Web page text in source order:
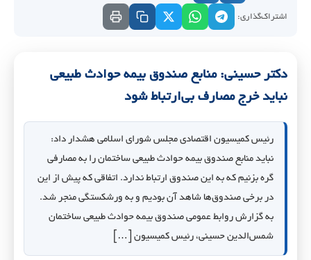
اشتراک‌گذاری:
دکتر حسینی: منابع صندوق بیمه حوادث طبیعی
نباید خرج مصارف بی‌ارتباط شود
رئیس کمیسیون اقتصادی مجلس شورای اسلامی هشدار داد:
نباید منابع صندوق بیمه حوادث طبیعی ساختمان را به مصارفی
گره بزنیم که به این صندوق ارتباط ندارد. اتفاقی که پیش از این
در برخی صندوق‌ها شاهد آن بودیم و به ورشکستگی منجر شد.
به گزارش روابط عمومی صندوق بیمه حوادث طبیعی ساختمان
شمس‌الدین حسینی، رئیس کمیسیون […]